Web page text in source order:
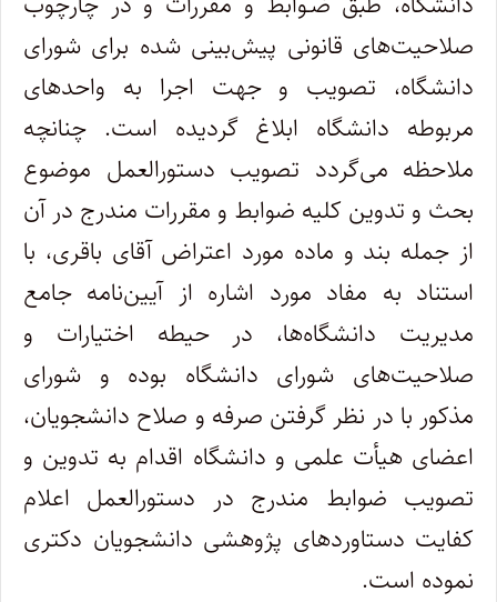
صلاحیت‌های قانونی پیش‌بینی شده برای شورای
دانشگاه، تصویب و جهت اجرا به واحدهای
مربوطه دانشگاه ابلاغ گردیده است. چنانچه
ملاحظه می‌گردد تصویب دستورالعمل موضوع
بحث و تدوین کلیه ضوابط و مقررات مندرج در آن
از جمله بند و ماده مورد اعتراض آقای باقری، با
استناد به مفاد مورد اشاره از آیین‌نامه جامع
مدیریت دانشگاه‌ها، در حیطه اختیارات و
صلاحیت‌های شورای دانشگاه بوده و شورای
مذکور با در نظر گرفتن صرفه و صلاح دانشجویان،
اعضای هیأت علمی و دانشگاه اقدام به تدوین و
تصویب ضوابط مندرج در دستورالعمل اعلام
کفایت دستاوردهای پژوهشی دانشجویان دکتری
نموده است.